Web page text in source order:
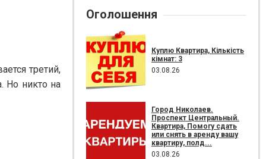
третий,
Но никто на
Оголошення
Куплю Квартира, Кількість
кімнат: 3
03.08.26
Город Николаев.
Проспект Центральный.
Квартира, Помогу сдать
или снять в аренду вашу
квартиру, полд...
03.08.26